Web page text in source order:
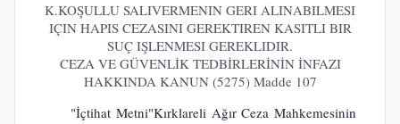
Karar No
2017/1263
17.04.2017
BOZULMASINA
K.KOŞULLU SALIVERMENIN GERI ALINABILMESI
IÇIN HAPIS CEZASINI GEREKTIREN KASITLI BIR
SUÇ IŞLENMESI GEREKLIDIR.
CEZA VE GÜVENLİK TEDBİRLERİNİN İNFAZI
HAKKINDA KANUN (5275) Madde 107
"İçtihat Metni"Kırklareli Ağır Ceza Mahkemesinin